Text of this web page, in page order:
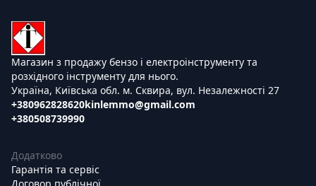
Магазин з продажу бензо і електроінструменту та
розхідного інструменту для нього.
Україна, Київська обл. м. Сквира, вул. Незалежності 27
+380962828620
+380508739990
kinlemmo@gmail.com
Додатково
Гарантія та сервіс